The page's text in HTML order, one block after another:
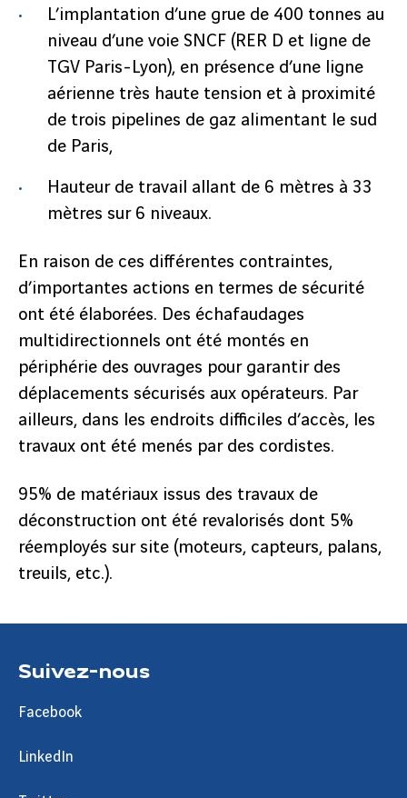
L’implantation d’une grue de 400 tonnes au
niveau d’une voie SNCF (RER D et ligne de
TGV Paris-Lyon), en présence d’une ligne
aérienne très haute tension et à proximité
de trois pipelines de gaz alimentant le sud
de Paris,
Hauteur de travail allant de 6 mètres à 33
mètres sur 6 niveaux.
En raison de ces différentes contraintes,
d’importantes actions en termes de sécurité
ont été élaborées. Des échafaudages
multidirectionnels ont été montés en
périphérie des ouvrages pour garantir des
déplacements sécurisés aux opérateurs. Par
ailleurs, dans les endroits difficiles d’accès, les
travaux ont été menés par des cordistes.
95% de matériaux issus des travaux de
déconstruction ont été revalorisés dont 5%
réemployés sur site (moteurs, capteurs, palans,
treuils, etc.).
Suivez-nous
Facebook
LinkedIn